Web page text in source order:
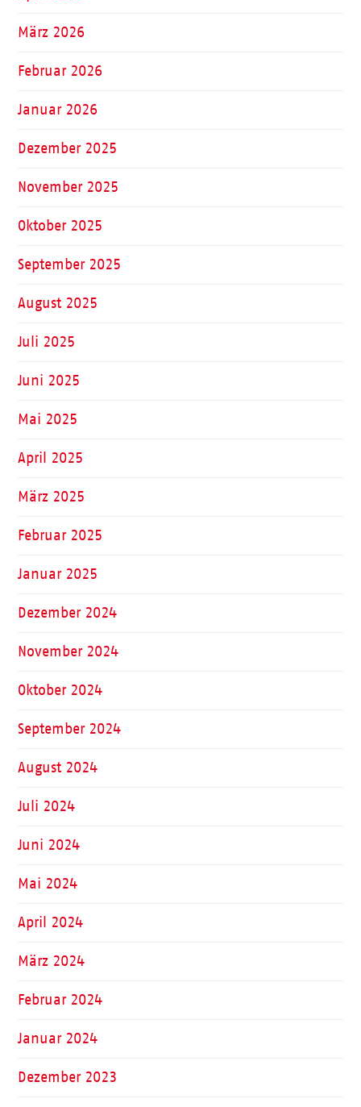
März 2026
Februar 2026
Januar 2026
Dezember 2025
November 2025
Oktober 2025
September 2025
August 2025
Juli 2025
Juni 2025
Mai 2025
April 2025
März 2025
Februar 2025
Januar 2025
Dezember 2024
November 2024
Oktober 2024
September 2024
August 2024
Juli 2024
Juni 2024
Mai 2024
April 2024
März 2024
Februar 2024
Januar 2024
Dezember 2023